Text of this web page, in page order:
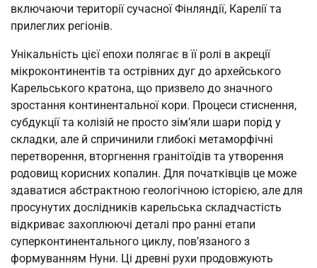
включаючи території сучасної Фінляндії, Карелії та
прилеглих регіонів.
Унікальність цієї епохи полягає в її ролі в акреції
мікроконтинентів та острівних дуг до архейського
Карельського кратона, що призвело до значного
зростання континентальної кори. Процеси стиснення,
субдукції та колізій не просто зім’яли шари порід у
складки, але й спричинили глибокі метаморфічні
перетворення, вторгнення гранітоїдів та утворення
родовищ корисних копалин. Для початківців це може
здаватися абстрактною геологічною історією, але для
просунутих дослідників карельська складчастість
відкриває захоплюючі деталі про ранні етапи
суперконтинентального циклу, пов’язаного з
формуванням Нуни. Ці древні рухи продовжують